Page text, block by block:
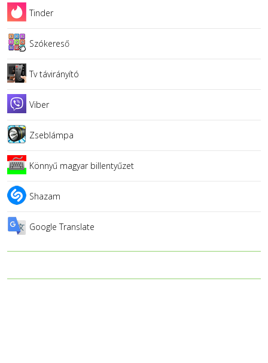
Tinder
Szókereső
Tv távirányító
Viber
Zseblámpa
Könnyű magyar billentyűzet
Shazam
Google Translate